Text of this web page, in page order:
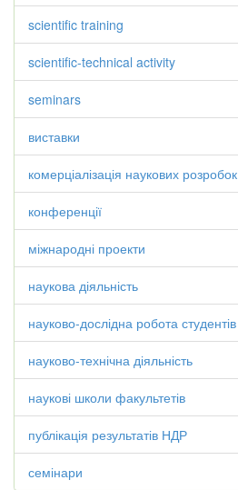
scientific training
scientific-technical activity
seminars
виставки
комерціалізація наукових розробок
конференції
міжнародні проекти
наукова діяльність
науково-дослідна робота студентів
науково-технічна діяльність
наукові школи факультетів
публікація результатів НДР
семінари